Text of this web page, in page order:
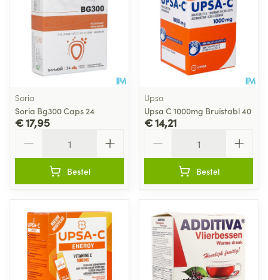
Soria
Soria Bg300 Caps 24
€ 17,95
Bestel
Upsa
Upsa C 1000mg Bruistabl 40
€ 14,21
Bestel